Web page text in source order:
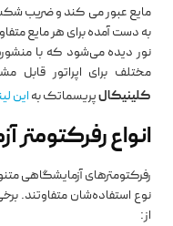
مایع عبور می کند و ضریب
به دست آمده برای هر مایع
نور دیده می‌شود که با
مختلف برای اپراتور قابل
کلینیکالپریسماتک بهاین
انواع
رفرکتومترهای آزمایشگاهی
نوع استفاده‌شان متفاوتند.
از: